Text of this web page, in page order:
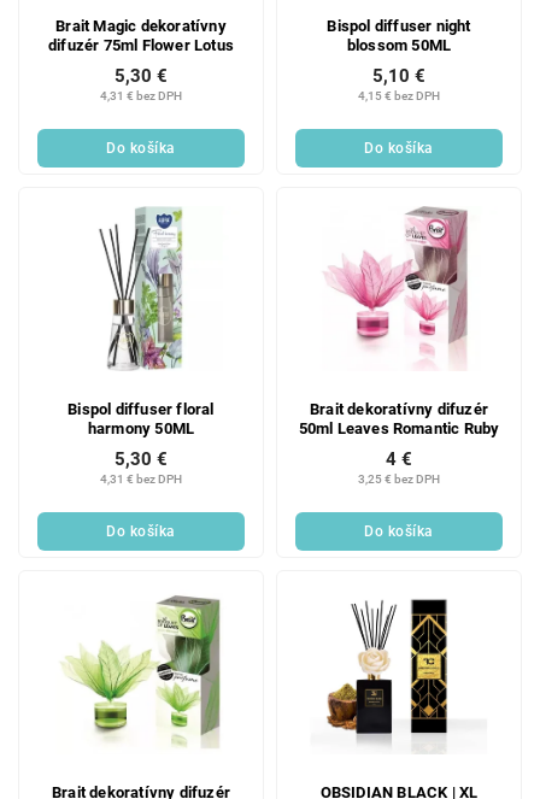
Brait Magic dekoratívny
difuzér 75ml Flower Lotus
4,31 € bez DPH
5,30 €
Do košíka
Bispol diffuser night
blossom 50ML
4,15 € bez DPH
5,10 €
Do košíka
Bispol diffuser floral
harmony 50ML
4,31 € bez DPH
5,30 €
Do košíka
Brait dekoratívny difuzér
50ml Leaves Romantic Ruby
3,25 € bez DPH
4 €
Do košíka
Brait dekoratívny difuzér OBSIDIAN BLACK | XL